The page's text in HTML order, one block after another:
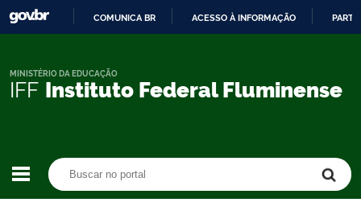
CONTEÚDO
COMUNICA BR ACESSO À INFORMAÇÃO
IFF Instituto Federal Fluminense
MINISTÉRIO DA EDUCAÇÃO